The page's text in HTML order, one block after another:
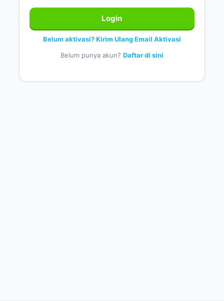
Login
Belum aktivasi? Kirim Ulang Email Aktivasi
Belum punya akun? Daftar di sini